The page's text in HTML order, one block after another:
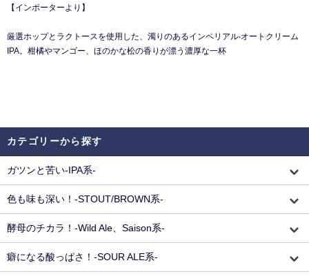
【インポーターより】
厳選ホップとラクトースを使⽤した、濁りのあるインペリアル‧オートクリーム
IPA。柑橘やマンゴー、ほのかな松の⾹りが漂う濃厚な⼀杯
カテゴリーから探す
ガツンと苦い-IPA系-
色も味も深い！-STOUT/BROWN系-
酵母のチカラ！-Wild Ale、Saison系-
癖になる酸っぱさ！-SOUR ALE系-